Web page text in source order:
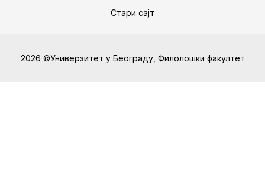
Стари сајт
2026 ©Универзитет у Београду, Филолошки факултет